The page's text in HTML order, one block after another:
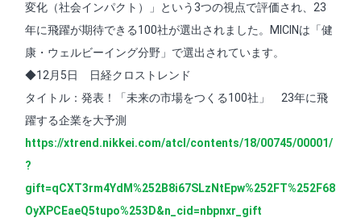
変化（社会インパクト）」という3つの視点で評価され、23
年に飛躍が期待できる100社が選出されました。MICINは「健
康・ウェルビーイング分野」で選出されています。
◆12月5日 日経クロストレンド
タイトル：発表！「未来の市場をつくる100社」 23年に飛
躍する企業を大予測
https://xtrend.nikkei.com/atcl/contents/18/00745/00001/
?
gift=qCXT3rm4YdM%252B8i67SLzNtEpw%252FT%252F68
OyXPCEaeQ5tupo%253D&n_cid=nbpnxr_gift